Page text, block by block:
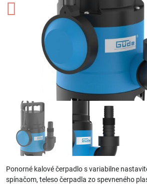
Ponorné kalové čerpadlo s variabilne
spínačom, teleso čerpadla zo spevneného